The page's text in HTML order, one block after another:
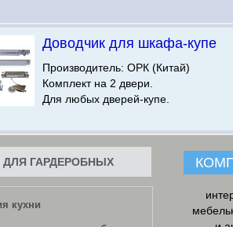
Доводчик для шкафа-купе
Производитель: ОРК (Китай)
Комплект на 2 двери.
Для любых дверей-купе.
ГАРДЕРОБНЫХ
кухни